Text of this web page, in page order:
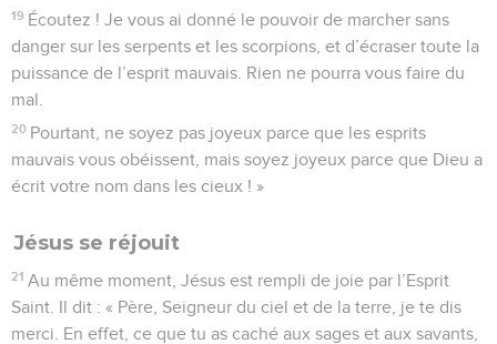
19 Écoutez ! Je vous ai donné le pouvoir de marcher sans
danger sur les serpents et les scorpions, et d’écraser toute la
puissance de l’esprit mauvais. Rien ne pourra vous faire du
mal.
20 Pourtant, ne soyez pas joyeux parce que les esprits
mauvais vous obéissent, mais soyez joyeux parce que Dieu a
écrit votre nom dans les cieux ! »
Jésus se réjouit
21 Au même moment, Jésus est rempli de joie par l’Esprit
Saint. Il dit : « Père, Seigneur du ciel et de la terre, je te dis
merci. En effet, ce que tu as caché aux sages et aux savants,